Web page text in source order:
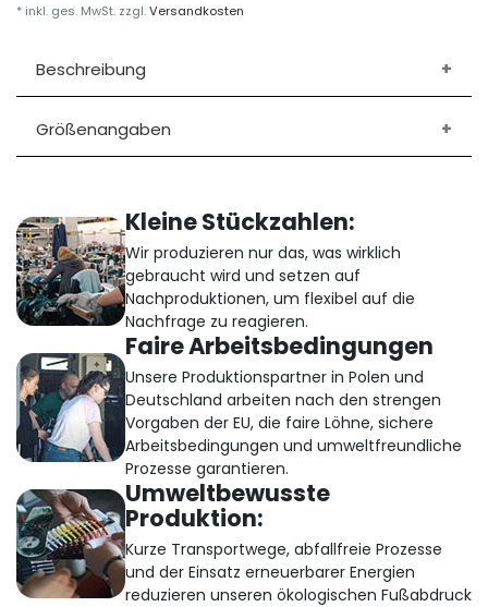
* inkl. ges. MwSt. zzgl.Versandkosten
Beschreibung
Größenangaben
Kleine Stückzahlen:
Wir produzieren nur das, was wirklich
gebraucht wird und setzen auf
Nachproduktionen, um flexibel auf die
Nachfrage zu reagieren.
Faire Arbeitsbedingungen
Unsere Produktionspartner in Polen und
Deutschland arbeiten nach den strengen
Vorgaben der EU, die faire Löhne, sichere
Arbeitsbedingungen und umweltfreundliche
Prozesse garantieren.
Umweltbewusste
Produktion:
Kurze Transportwege, abfallfreie Prozesse
und der Einsatz erneuerbarer Energien
reduzieren unseren ökologischen Fußabdruck